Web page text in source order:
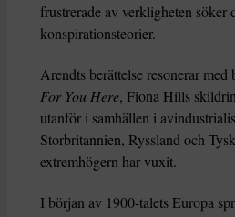
frustrerade av verkligheten söker
konspirationsteorier.
Arendts berättelse resonerar med
For You Here, Fiona Hills
utanför i samhällen i
Storbritannien, Ryssland och
extremhögern har vuxit.
I början av 1900-talets Europa